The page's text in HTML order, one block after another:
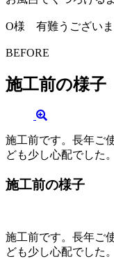
O様 有難うございま
BEFORE
施工前の様子
施工前です。長年ご
ども少し心配でした。
施工前の様子
施工前です。長年ご
ども少し心配でした。